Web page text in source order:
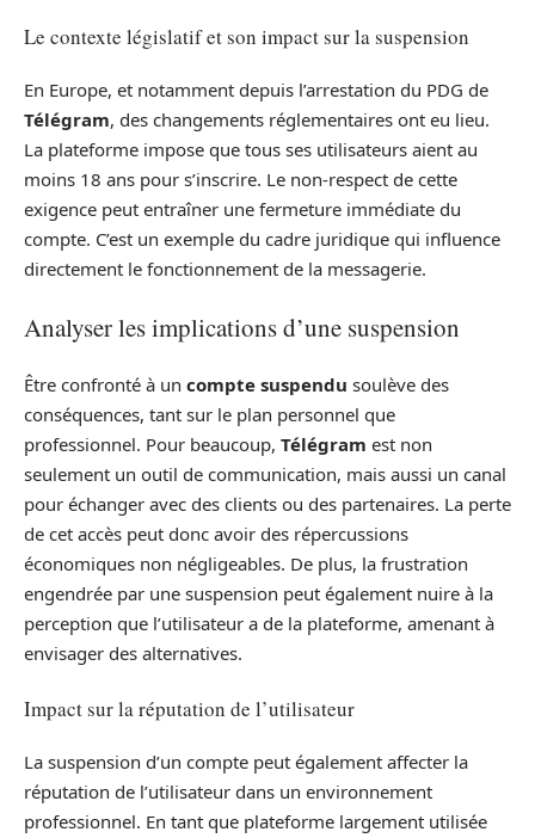
Le contexte législatif et son impact sur la suspension
En Europe, et notamment depuis l’arrestation du PDG de
Télégram, des changements réglementaires ont eu lieu.
La plateforme impose que tous ses utilisateurs aient au
moins 18 ans pour s’inscrire. Le non-respect de cette
exigence peut entraîner une fermeture immédiate du
compte. C’est un exemple du cadre juridique qui influence
directement le fonctionnement de la messagerie.
Analyser les implications d’une suspension
Être confronté à un compte suspendu soulève des
conséquences, tant sur le plan personnel que
professionnel. Pour beaucoup, Télégram est non
seulement un outil de communication, mais aussi un canal
pour échanger avec des clients ou des partenaires. La perte
de cet accès peut donc avoir des répercussions
économiques non négligeables. De plus, la frustration
engendrée par une suspension peut également nuire à la
perception que l’utilisateur a de la plateforme, amenant à
envisager des alternatives.
Impact sur la réputation de l’utilisateur
La suspension d’un compte peut également affecter la
réputation de l’utilisateur dans un environnement
professionnel. En tant que plateforme largement utilisée